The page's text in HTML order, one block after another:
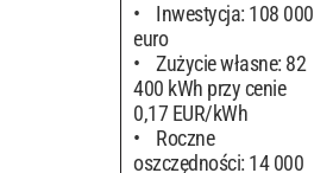
Inwestycja: 108 000
euro
Zużycie własne: 82
400 kWh przy cenie
0,17 EUR/kWh
Roczne
oszczędności: 14 000